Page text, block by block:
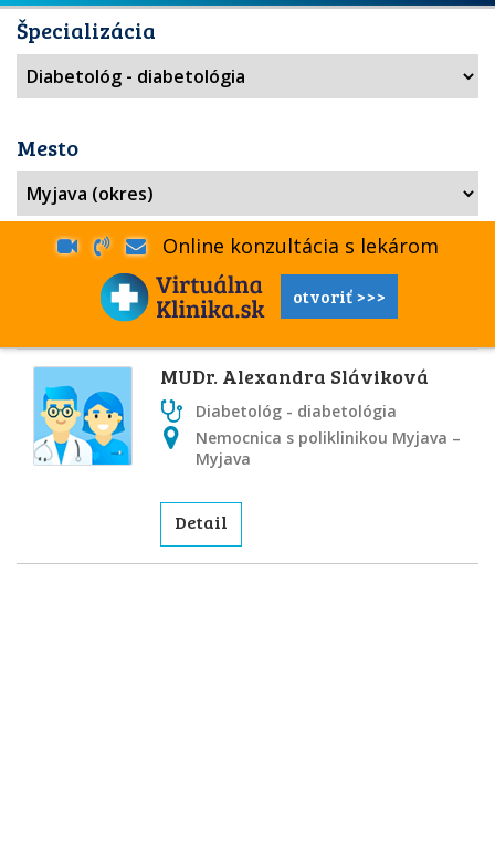
Špecializácia
Mesto
Online konzultácia s lekárom
otvoriť >>>
MUDr. Alexandra Sláviková
Diabetológ - diabetológia
Nemocnica s poliklinikou Myjava –
Myjava
Detail